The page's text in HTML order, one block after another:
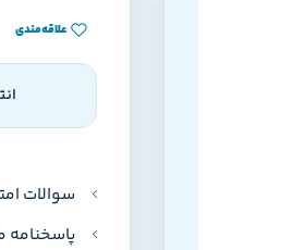
علاقه‌مندی
سوالات
پاسخنامه